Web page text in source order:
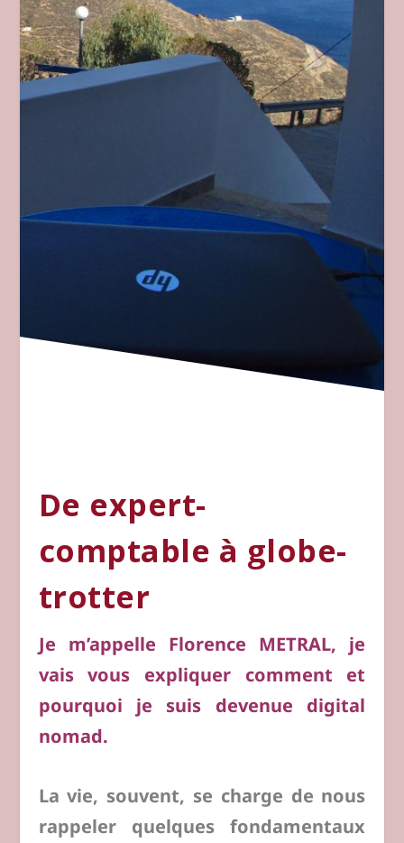
De expert-
comptable à globe-
trotter
Je m’appelle Florence METRAL, je
vais vous expliquer comment et
pourquoi je suis devenue digital
nomad.
La vie, souvent, se charge de nous
rappeler quelques fondamentaux